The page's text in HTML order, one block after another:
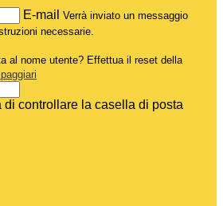
E-mail Verrà inviato un messaggio
necessarie.
al nome utente? Effettua il reset della
di controllare la casella di posta